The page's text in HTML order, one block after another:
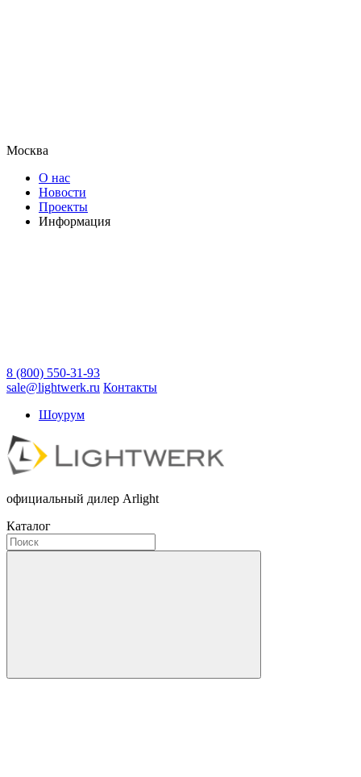
Москва
О нас
Новости
Проекты
Информация
8 (800) 550-31-93
sale@lightwerk.ru Контакты
Шоурум
официальный дилер Arlight
Каталог